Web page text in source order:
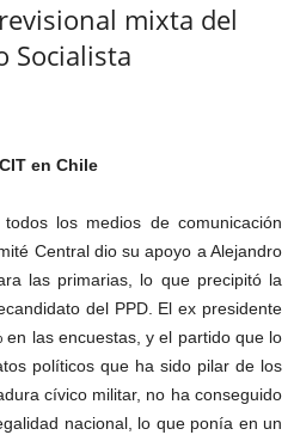
mixta del
Socialista
en Chile
los medios de comunicación
Central dio su apoyo a Alejandro
las primarias, lo que precipitó la
del PPD. El ex presidente
las encuestas, y el partido que lo
políticos que ha sido pilar de los
cívico militar, no ha conseguido
nacional, lo que ponía en un